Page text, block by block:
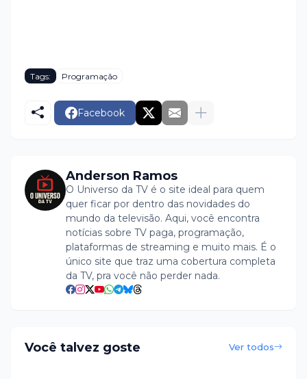
Tags: Programação
Facebook
Anderson Ramos
O Universo da TV é o site ideal para quem
quer ficar por dentro das novidades do
mundo da televisão. Aqui, você encontra
notícias sobre TV paga, programação,
plataformas de streaming e muito mais. É o
único site que traz uma cobertura completa
da TV, pra você não perder nada.
Você talvez goste Ver todos